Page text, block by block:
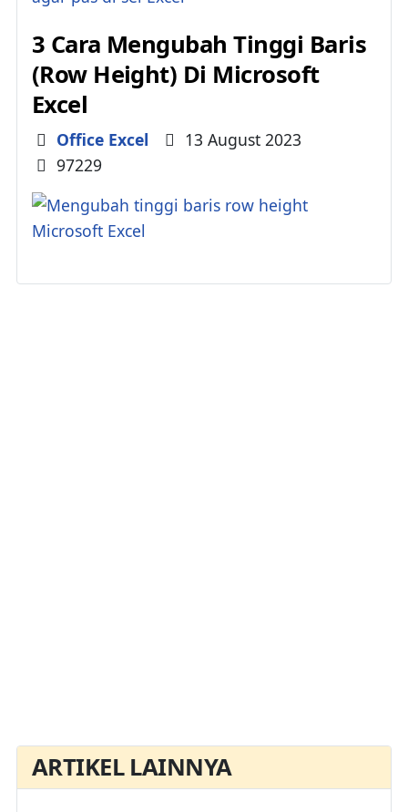
3 Cara Mengubah Tinggi Baris
(Row Height) Di Microsoft
Excel
Details
Office Excel
13 August 2023
97229
ARTIKEL LAINNYA